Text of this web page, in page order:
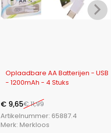
Oplaadbare AA Batterijen - USB
- 1200mAh - 4 Stuks
€11,99
€ 9,65
Artikelnummer: 65887.4
Merk: Merkloos